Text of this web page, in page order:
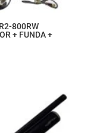
800RW
+ FUNDA +